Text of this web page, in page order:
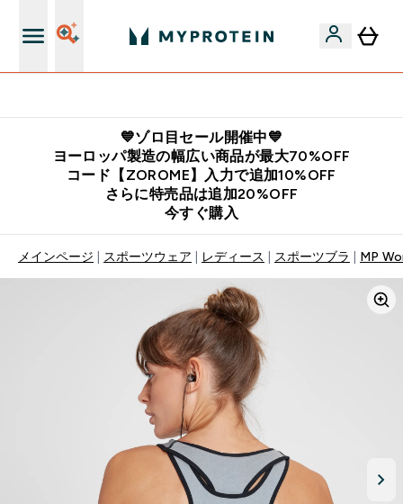
💙ゾロ目セール開催中💙
ヨーロッパ製造の幅広い商品が最大70%OFF
コード【ZOROME】入力で追加10%OFF
さらに特売品は追加20%OFF
今すぐ購入
メインページ スポーツウェア レディース スポーツブラ MP